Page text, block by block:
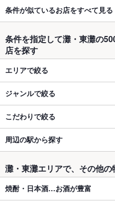
条件が似ているお店をすべて見る
条件を指定して灘・東灘の
店を探す
エリアで絞る
ジャンルで絞る
こだわりで絞る
周辺の駅から探す
灘・東灘エリアで、その他
焼酎・日本酒…お酒が豊富